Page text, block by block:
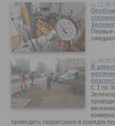
Первые
В
С 1 по
приводить территорию в порядок